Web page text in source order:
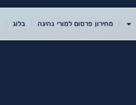
מחירון פרסום למורי נהיגה בלוג